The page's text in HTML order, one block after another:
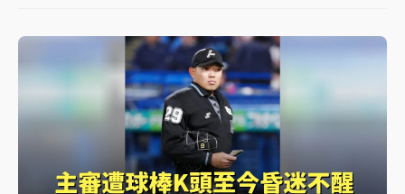
中信慈善基金會想增加董事人數！辜仲諒向法院聲請遭
駁 理由曝光
故宮《龍藏經》特展第2檔！今線上預約開賣一度塞車
周六起展出延長至晚上7時